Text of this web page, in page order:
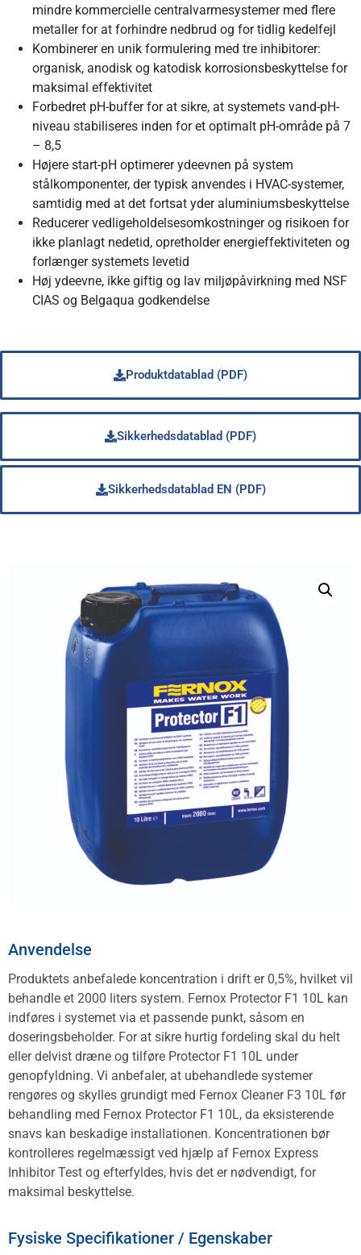
mindre kommercielle centralvarmesystemer med flere
metaller for at forhindre nedbrud og for tidlig kedelfejl
Kombinerer en unik formulering med tre inhibitorer:
organisk, anodisk og katodisk korrosionsbeskyttelse for
maksimal effektivitet
Forbedret pH-buffer for at sikre, at systemets vand-pH-
niveau stabiliseres inden for et optimalt pH-område på 7
– 8,5
Højere start-pH optimerer ydeevnen på system
stålkomponenter, der typisk anvendes i HVAC-systemer,
samtidig med at det fortsat yder aluminiumsbeskyttelse
Reducerer vedligeholdelsesomkostninger og risikoen for
ikke planlagt nedetid, opretholder energieffektiviteten og
forlænger systemets levetid
Høj ydeevne, ikke giftig og lav miljøpåvirkning med NSF
CIAS og Belgaqua godkendelse
Produktdatablad (PDF)
Sikkerhedsdatablad (PDF)
Sikkerhedsdatablad EN (PDF)
Anvendelse
Produktets anbefalede koncentration i drift er 0,5%, hvilket vil
behandle et 2000 liters system. Fernox Protector F1 10L kan
indføres i systemet via et passende punkt, såsom en
doseringsbeholder. For at sikre hurtig fordeling skal du helt
eller delvist dræne og tilføre Protector F1 10L under
genopfyldning. Vi anbefaler, at ubehandlede systemer
rengøres og skylles grundigt med Fernox Cleaner F3 10L før
behandling med Fernox Protector F1 10L, da eksisterende
snavs kan beskadige installationen. Koncentrationen bør
kontrolleres regelmæssigt ved hjælp af Fernox Express
Inhibitor Test og efterfyldes, hvis det er nødvendigt, for
maksimal beskyttelse.
Fysiske Specifikationer / Egenskaber